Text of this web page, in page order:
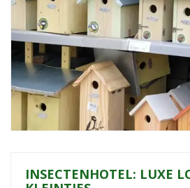
INSECTENHOTEL: LUXE